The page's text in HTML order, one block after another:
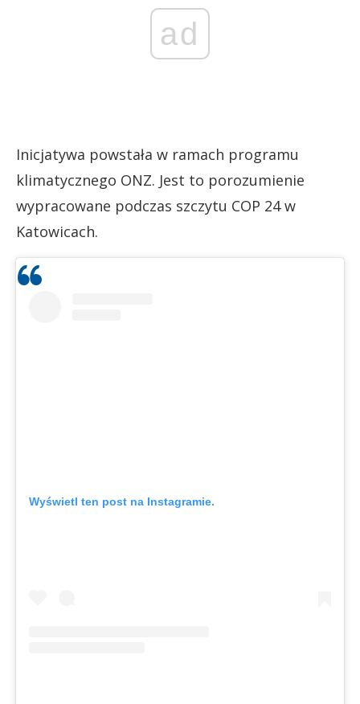
ad
Inicjatywa powstała w ramach programu
klimatycznego ONZ. Jest to porozumienie
wypracowane podczas szczytu COP 24 w
Katowicach.
Wyświetl ten post na Instagramie.